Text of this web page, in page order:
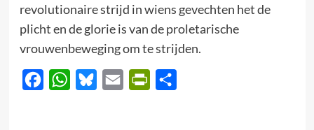
revolutionaire strijd in wiens gevechten het de
plicht en de glorie is van de proletarische
vrouwenbeweging om te strijden.
FacebookWhatsApp
BlueskyEmail PrintFriendly